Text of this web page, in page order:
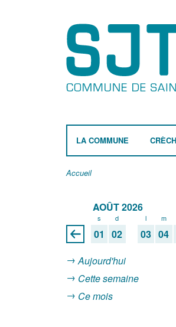
LA COMMUNE
Accueil
AOÛT 2026
s
01
d
02
l
03
m
04
Aujourd'hui
Cette semaine
Ce mois